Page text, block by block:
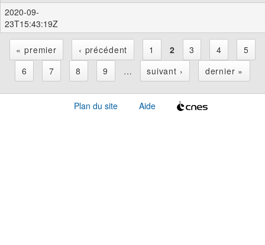
2020-09-
23T15:43:19Z
P
« premier ‹ précédent 1 2 3 4
5
6
7 8 9 … suivant › dernier »
Plan du site Aide